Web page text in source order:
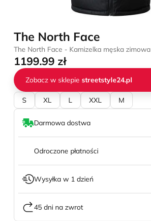
The North Face
The North Face - Kamizelka męska zimowa
1199.99 zł
Zobacz w sklepie streetstyle24.pl
S XL L XXL M
Darmowa dostwa
Odroczone płatności
Wysyłka w 1 dzień
45 dni na zwrot